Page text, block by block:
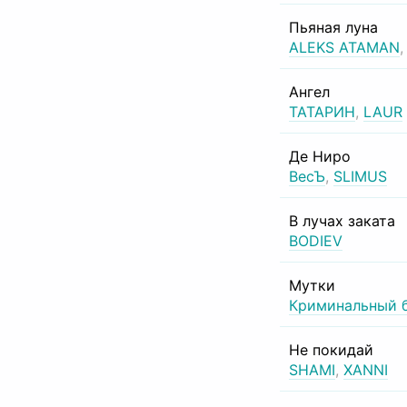
Пьяная луна
ALEKS ATAMAN,
Ангел
ТАТАРИН, LAUR
Де Ниро
ВесЪ, SLIMUS
В лучах заката
BODIEV
Мутки
Криминальный
Не покидай
SHAMI, XANNI